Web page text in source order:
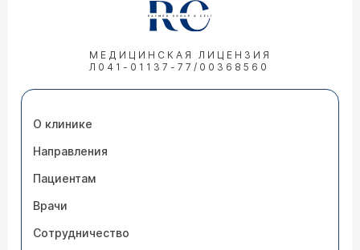
МЕДИЦИНСКАЯ ЛИЦЕНЗИЯ
Л041-01137-77/00368560
О клинике
Направления
Пациентам
Врачи
Сотрудничество